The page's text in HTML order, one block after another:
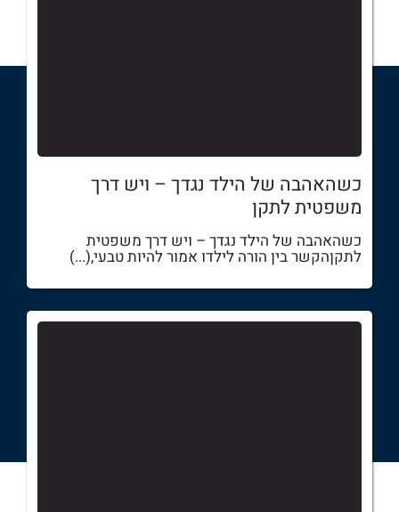
כשהאהבה של הילד נגדך – ויש דרך
משפטית לתקן
כשהאהבה של הילד נגדך – ויש דרך משפטית
לתקןהקשר בין הורה לילדו אמור להיות טבעי,(...)